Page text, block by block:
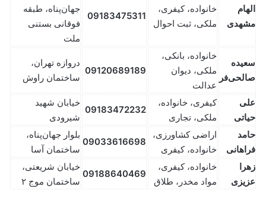
الهام
مشهدی
خانواده، کیفری،
ملکی، ثبت احوال
09183475311
جهان‌پناه، طبقه
فوقانی بستنی
ملت
سعیده
صالحی‌فر
خانواده، بانکی،
ملکی، دیوان
عدالت
09120689189
دروازه تهران،
ساختمان راوش
علی
حیاتی
کیفری، خانواده،
ملکی، تجاری
09183472232
خیابان شهید
شیرودی
حامد
فراهانی
اراضی کشاورزی،
خانواده، کیفری
09033616698
بلوار جهان‌پناه،
ساختمان آسا
زهرا
عزیزی
خانواده، کیفری،
مواد مخدر، طلاق
09188640469
خیابان شریعتی،
ساختمان موج ۲